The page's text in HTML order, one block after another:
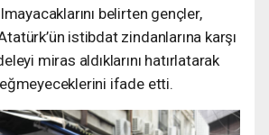
belirten gençler,
istibdat zindanlarına karşı
miras aldıklarını hatırlatarak
ifade etti.